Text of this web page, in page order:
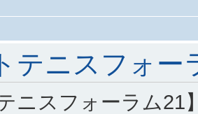
テニスフォ
ニスフォーラム21